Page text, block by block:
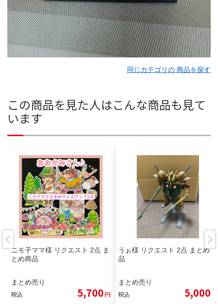
同じカテゴリの 商品を探す
この商品を見た人はこんな商品も見て
います
ニモ子ママ様 リクエスト 2点 ま
とめ商品
まとめ売り
税込 5,700円
うぉ様 リクエスト 2点 まとめ商
品
まとめ売り
税込 5,000